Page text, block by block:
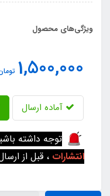
ویژگی‌های محصول
1,500,000
آماده ارسال
توجه داشته
انتشارات ، قبل از